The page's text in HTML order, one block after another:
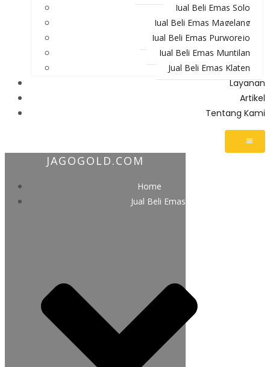
Jual Beli Emas Solo
Jual Beli Emas Magelang
Jual Beli Emas Purworejo
Jual Beli Emas Muntilan
Jual Beli Emas Klaten
Layanan
Artikel
Tentang Kami
JAGOGOLD.COM
Home
Jual Beli Emas